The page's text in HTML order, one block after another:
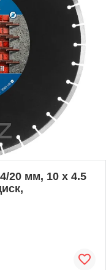
20 мм, 10 х 4.5